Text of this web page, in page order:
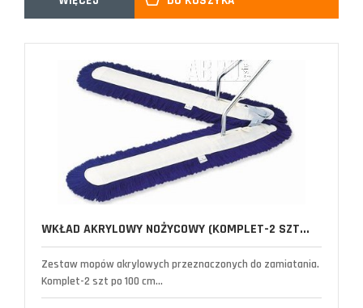
WKŁAD AKRYLOWY NOŻYCOWY (KOMPLET-2 SZT...
Zestaw mopów akrylowych przeznaczonych do zamiatania.
Komplet-2 szt po 100 cm...